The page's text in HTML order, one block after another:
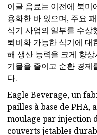
이글 음료는 이전에 북미
용화한 바 있으며, 주요
식기 사업의 일부를 수상
퇴비화 가능한 식기에 대
해 생산 능력을 크게 향
기물을 줄이고 순환 경제
다.
Eagle Beverage, un
pailles à base de PHA,
moulage par injection
couverts jetables